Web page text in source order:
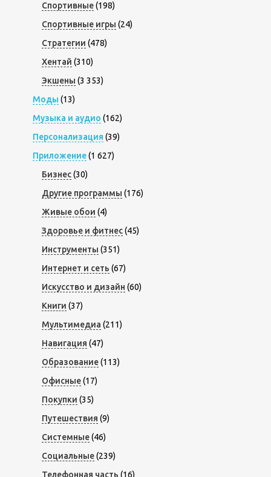
Спортивные(198)
Спортивные игры (24)
Стратегии (478)
Хентай (310)
Экшены (3 353)
Моды (13)
Музыка и аудио (162)
Персонализация (39)
Приложение(1 627)
Бизнес(30)
Другие программы (176)
Живые обои (4)
Здоровье и фитнес(45)
Инструменты (351)
Интернет и сеть (67)
Искусство и дизайн (60)
Книги (37)
Мультимедиа (211)
Навигация (47)
Образование(113)
Офисные(17)
Покупки (35)
Путешествия (9)
Системные(46)
Социальные(239)
Телефонная часть (16)